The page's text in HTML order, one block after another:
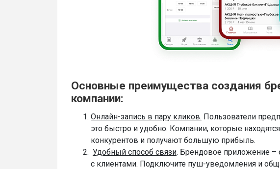
Основные преимущества создания
компании:
Онлайн-запись в пару кликов. Пользователи
это быстро и удобно. Компании, которые
конкурентов и получают большую прибыль.
Удобный способ связи. Брендовое приложение –
с клиентами. Подключите пуш-уведомления и